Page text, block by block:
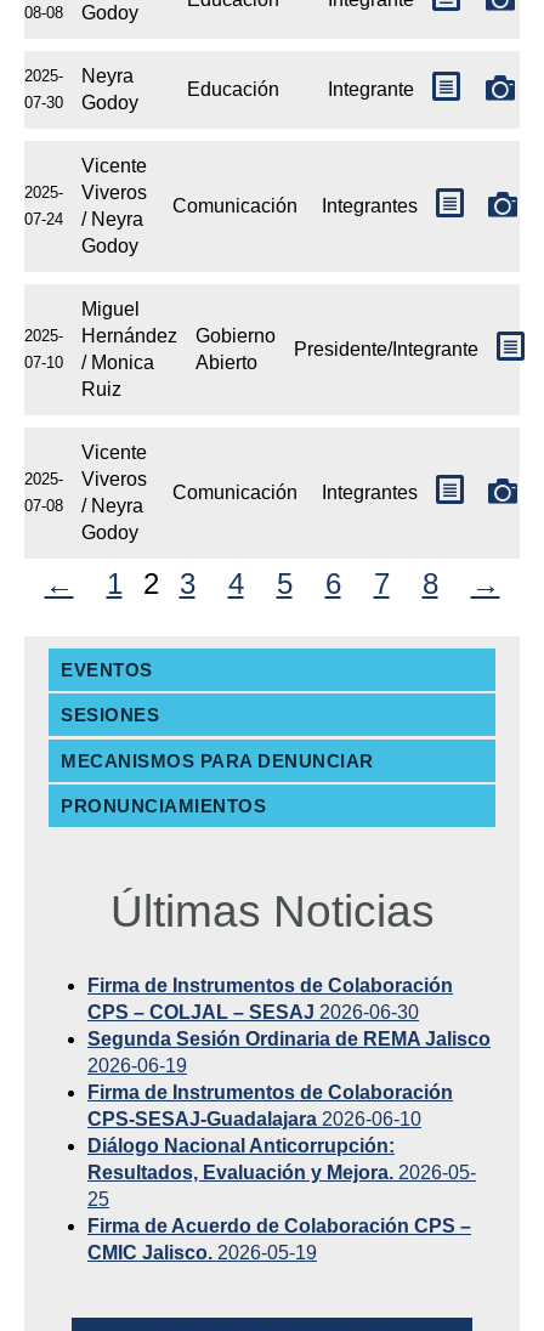
08-08 Godoy
2025-
07-30
Neyra
Godoy
Educación Integrante
2025-
07-24
Vicente
Viveros
/ Neyra
Godoy
Comunicación Integrantes
2025-
07-10
Miguel
Hernández
/ Monica
Ruiz
Gobierno
Abierto
Presidente/Integrante
2025-
07-08
Vicente
Viveros
/ Neyra
Godoy
Comunicación Integrantes
← 1 2 3 4 5 6 7 8 →
EVENTOS
SESIONES
MECANISMOS PARA DENUNCIAR
PRONUNCIAMIENTOS
Últimas Noticias
Firma de Instrumentos de Colaboración
CPS – COLJAL – SESAJ 2026-06-30
Segunda Sesión Ordinaria de REMA Jalisco
2026-06-19
Firma de Instrumentos de Colaboración
CPS-SESAJ-Guadalajara 2026-06-10
Diálogo Nacional Anticorrupción:
Resultados, Evaluación y Mejora. 2026-05-
25
Firma de Acuerdo de Colaboración CPS –
CMIC Jalisco. 2026-05-19